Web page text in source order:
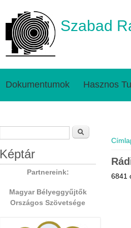
Szabad
Dokumentumok Hasznos
6841
Keresés űrlap
Képtár
Partnereink:
Magyar Bélyeggyűjtők
Országos Szövetsége